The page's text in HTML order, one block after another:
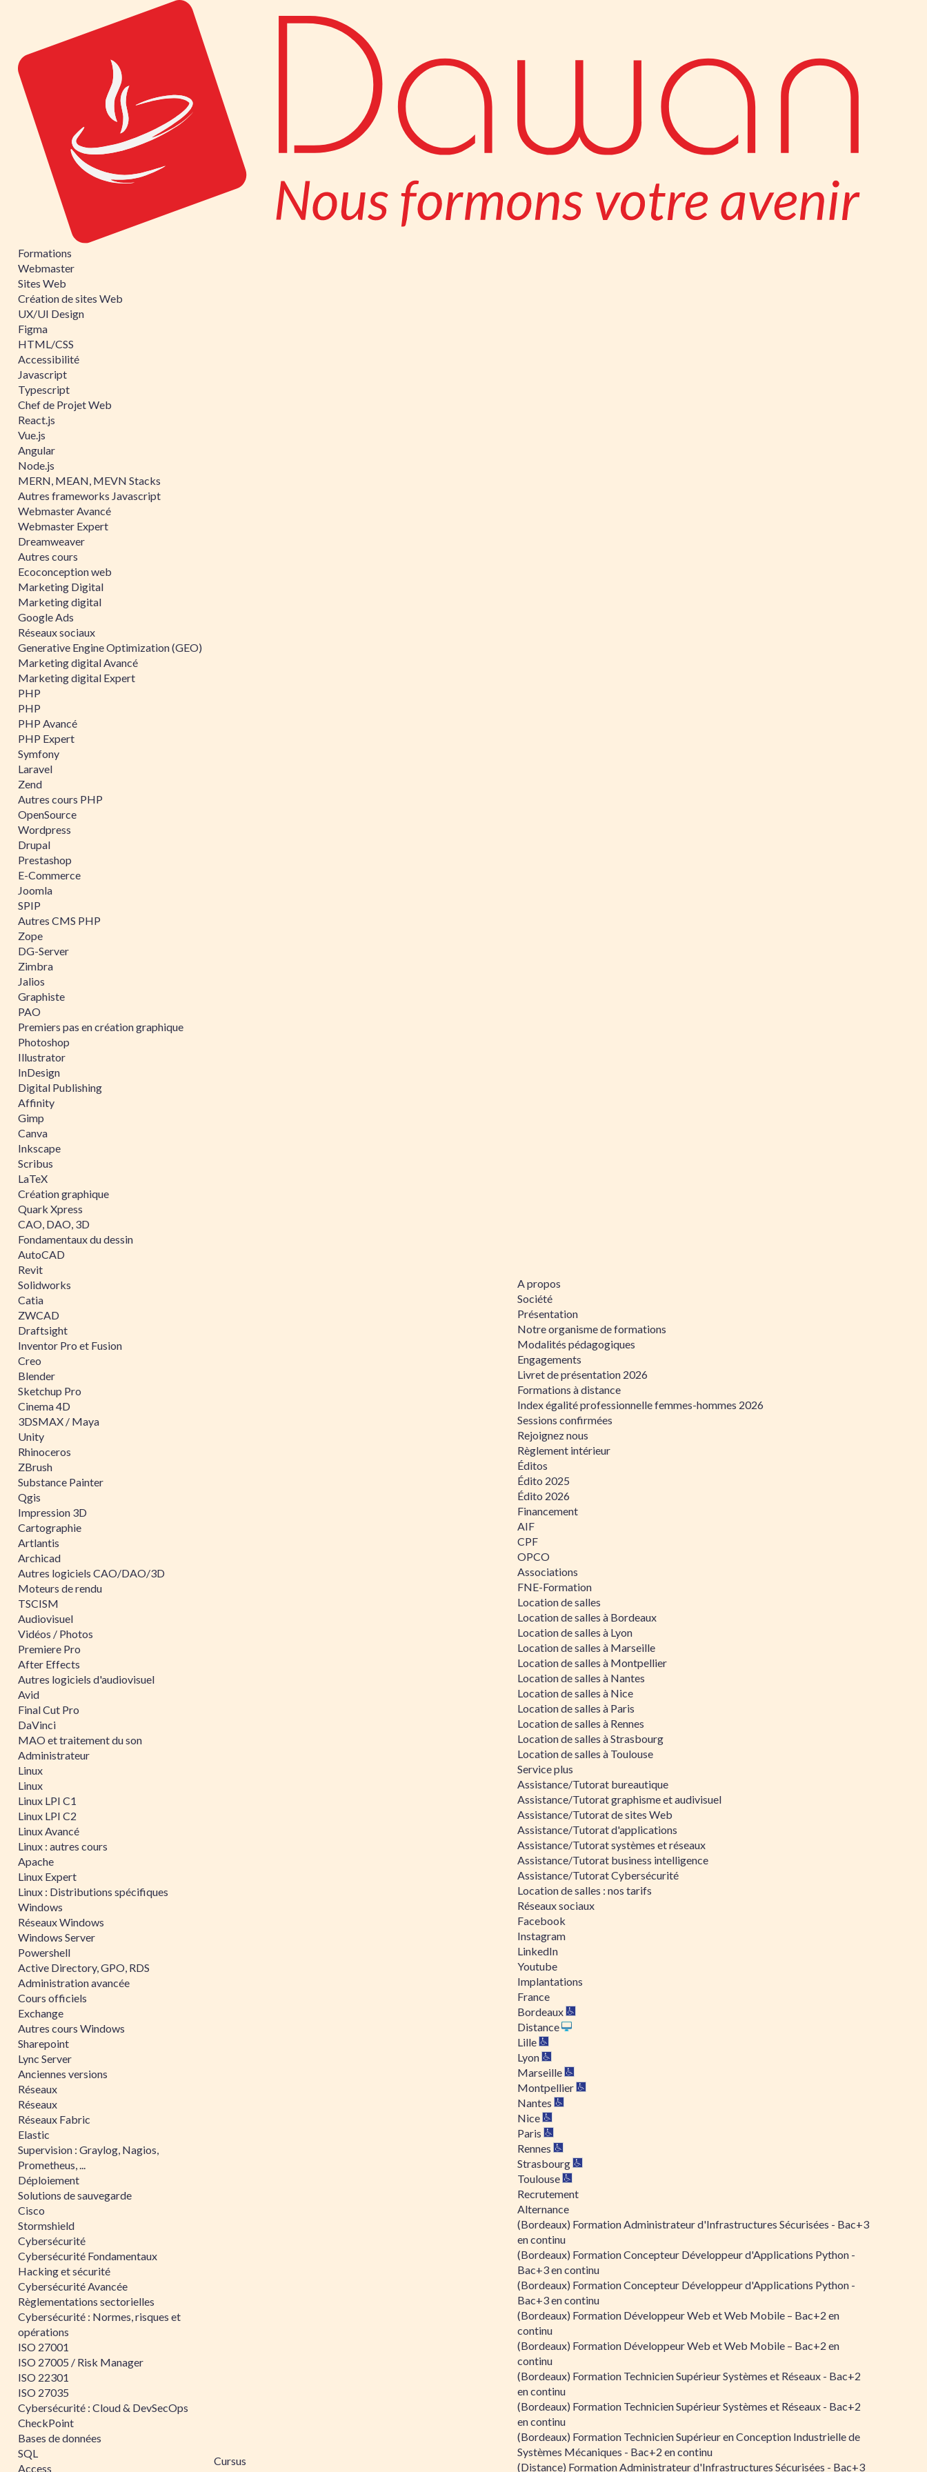
Formations
Webmaster
Sites Web
Création de sites Web
UX/UI Design
Figma
HTML/CSS
Accessibilité
Javascript
Typescript
Chef de Projet Web
React.js
Vue.js
Angular
Node.js
MERN, MEAN, MEVN Stacks
Autres frameworks Javascript
Webmaster Avancé
Webmaster Expert
Dreamweaver
Autres cours
Ecoconception web
Marketing Digital
Marketing digital
Google Ads
Réseaux sociaux
Generative Engine Optimization (GEO)
Marketing digital Avancé
Marketing digital Expert
PHP
PHP
PHP Avancé
PHP Expert
Symfony
Laravel
Zend
Autres cours PHP
OpenSource
Wordpress
Drupal
Prestashop
E-Commerce
Joomla
SPIP
Autres CMS PHP
Zope
DG-Server
Zimbra
Jalios
Graphiste
PAO
Premiers pas en création graphique
Photoshop
Illustrator
InDesign
Digital Publishing
Affinity
Gimp
Canva
Inkscape
Scribus
LaTeX
Création graphique
Quark Xpress
CAO, DAO, 3D
Fondamentaux du dessin
AutoCAD
Revit
Solidworks
Catia
ZWCAD
Draftsight
Inventor Pro et Fusion
Creo
Blender
Sketchup Pro
Cinema 4D
3DSMAX / Maya
Unity
Rhinoceros
ZBrush
Substance Painter
Qgis
Impression 3D
Cartographie
Artlantis
Archicad
Autres logiciels CAO/DAO/3D
Moteurs de rendu
TSCISM
Audiovisuel
Vidéos / Photos
Premiere Pro
After Effects
Autres logiciels d'audiovisuel
Avid
Final Cut Pro
DaVinci
MAO et traitement du son
Administrateur
Linux
Linux
Linux LPI C1
Linux LPI C2
Linux Avancé
Linux : autres cours
Apache
Linux Expert
Linux : Distributions spécifiques
Windows
Réseaux Windows
Windows Server
Powershell
Active Directory, GPO, RDS
Administration avancée
Cours officiels
Exchange
Autres cours Windows
Sharepoint
Lync Server
Anciennes versions
Réseaux
Réseaux
Réseaux Fabric
Elastic
Supervision : Graylog, Nagios,
Prometheus, ...
Déploiement
Solutions de sauvegarde
Cisco
Stormshield
Cybersécurité
Cybersécurité Fondamentaux
Hacking et sécurité
Cybersécurité Avancée
Règlementations sectorielles
Cybersécurité : Normes, risques et
opérations
ISO 27001
ISO 27005 / Risk Manager
ISO 22301
ISO 27035
Cybersécurité : Cloud & DevSecOps
CheckPoint
Bases de données
SQL
Access
Cursus
A propos
Société
Présentation
Notre organisme de formations
Modalités pédagogiques
Engagements
Livret de présentation 2026
Formations à distance
Index égalité professionnelle femmes-hommes 2026
Sessions confirmées
Rejoignez nous
Règlement intérieur
Éditos
Édito 2025
Édito 2026
Financement
AIF
CPF
OPCO
Associations
FNE-Formation
Location de salles
Location de salles à Bordeaux
Location de salles à Lyon
Location de salles à Marseille
Location de salles à Montpellier
Location de salles à Nantes
Location de salles à Nice
Location de salles à Paris
Location de salles à Rennes
Location de salles à Strasbourg
Location de salles à Toulouse
Service plus
Assistance/Tutorat bureautique
Assistance/Tutorat graphisme et audivisuel
Assistance/Tutorat de sites Web
Assistance/Tutorat d'applications
Assistance/Tutorat systèmes et réseaux
Assistance/Tutorat business intelligence
Assistance/Tutorat Cybersécurité
Location de salles : nos tarifs
Réseaux sociaux
Facebook
Instagram
LinkedIn
Youtube
Implantations
France
Bordeaux
Distance
Lille
Lyon
Marseille
Montpellier
Nantes
Nice
Paris
Rennes
Strasbourg
Toulouse
Recrutement
Alternance
(Bordeaux) Formation Administrateur d'Infrastructures Sécurisées - Bac+3
en continu
(Bordeaux) Formation Concepteur Développeur d'Applications Python -
Bac+3 en continu
(Bordeaux) Formation Concepteur Développeur d'Applications Python -
Bac+3 en continu
(Bordeaux) Formation Développeur Web et Web Mobile – Bac+2 en
continu
(Bordeaux) Formation Développeur Web et Web Mobile – Bac+2 en
continu
(Bordeaux) Formation Technicien Supérieur Systèmes et Réseaux - Bac+2
en continu
(Bordeaux) Formation Technicien Supérieur Systèmes et Réseaux - Bac+2
en continu
(Bordeaux) Formation Technicien Supérieur en Conception Industrielle de
Systèmes Mécaniques - Bac+2 en continu
(Distance) Formation Administrateur d'Infrastructures Sécurisées - Bac+3